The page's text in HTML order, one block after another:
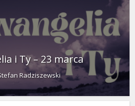
i Ty – 23 marca
Radziszewski